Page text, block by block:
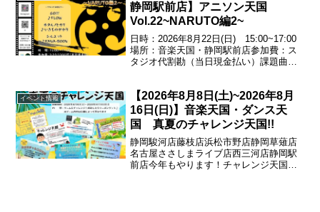
静岡駅前店】アニソン天国
Vol.22~NARUTO編2~
日時：2026年8月22日(日) 15:00~17:00
場所：音楽天国・静岡駅前店参加費：ス
タジオ代割勘（当日現金払い）課題曲
トリー受付中！お問い合わ...
イベント情報
【2026年8月8日(土)~2026年8月
16日(日)】音楽天国・ダンス天
国 真夏のチャレンジ天国!!
静岡駿河店藤枝店浜松市野店静岡草薙店
名古屋ささしまライブ店西三河店静岡駅
前店今年もやります！チャレンジ天国！